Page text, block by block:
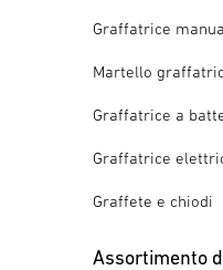
Graffatrice
Martello
Graffatrice a
Graffatrice
Graffete e chiodi
Assortimento